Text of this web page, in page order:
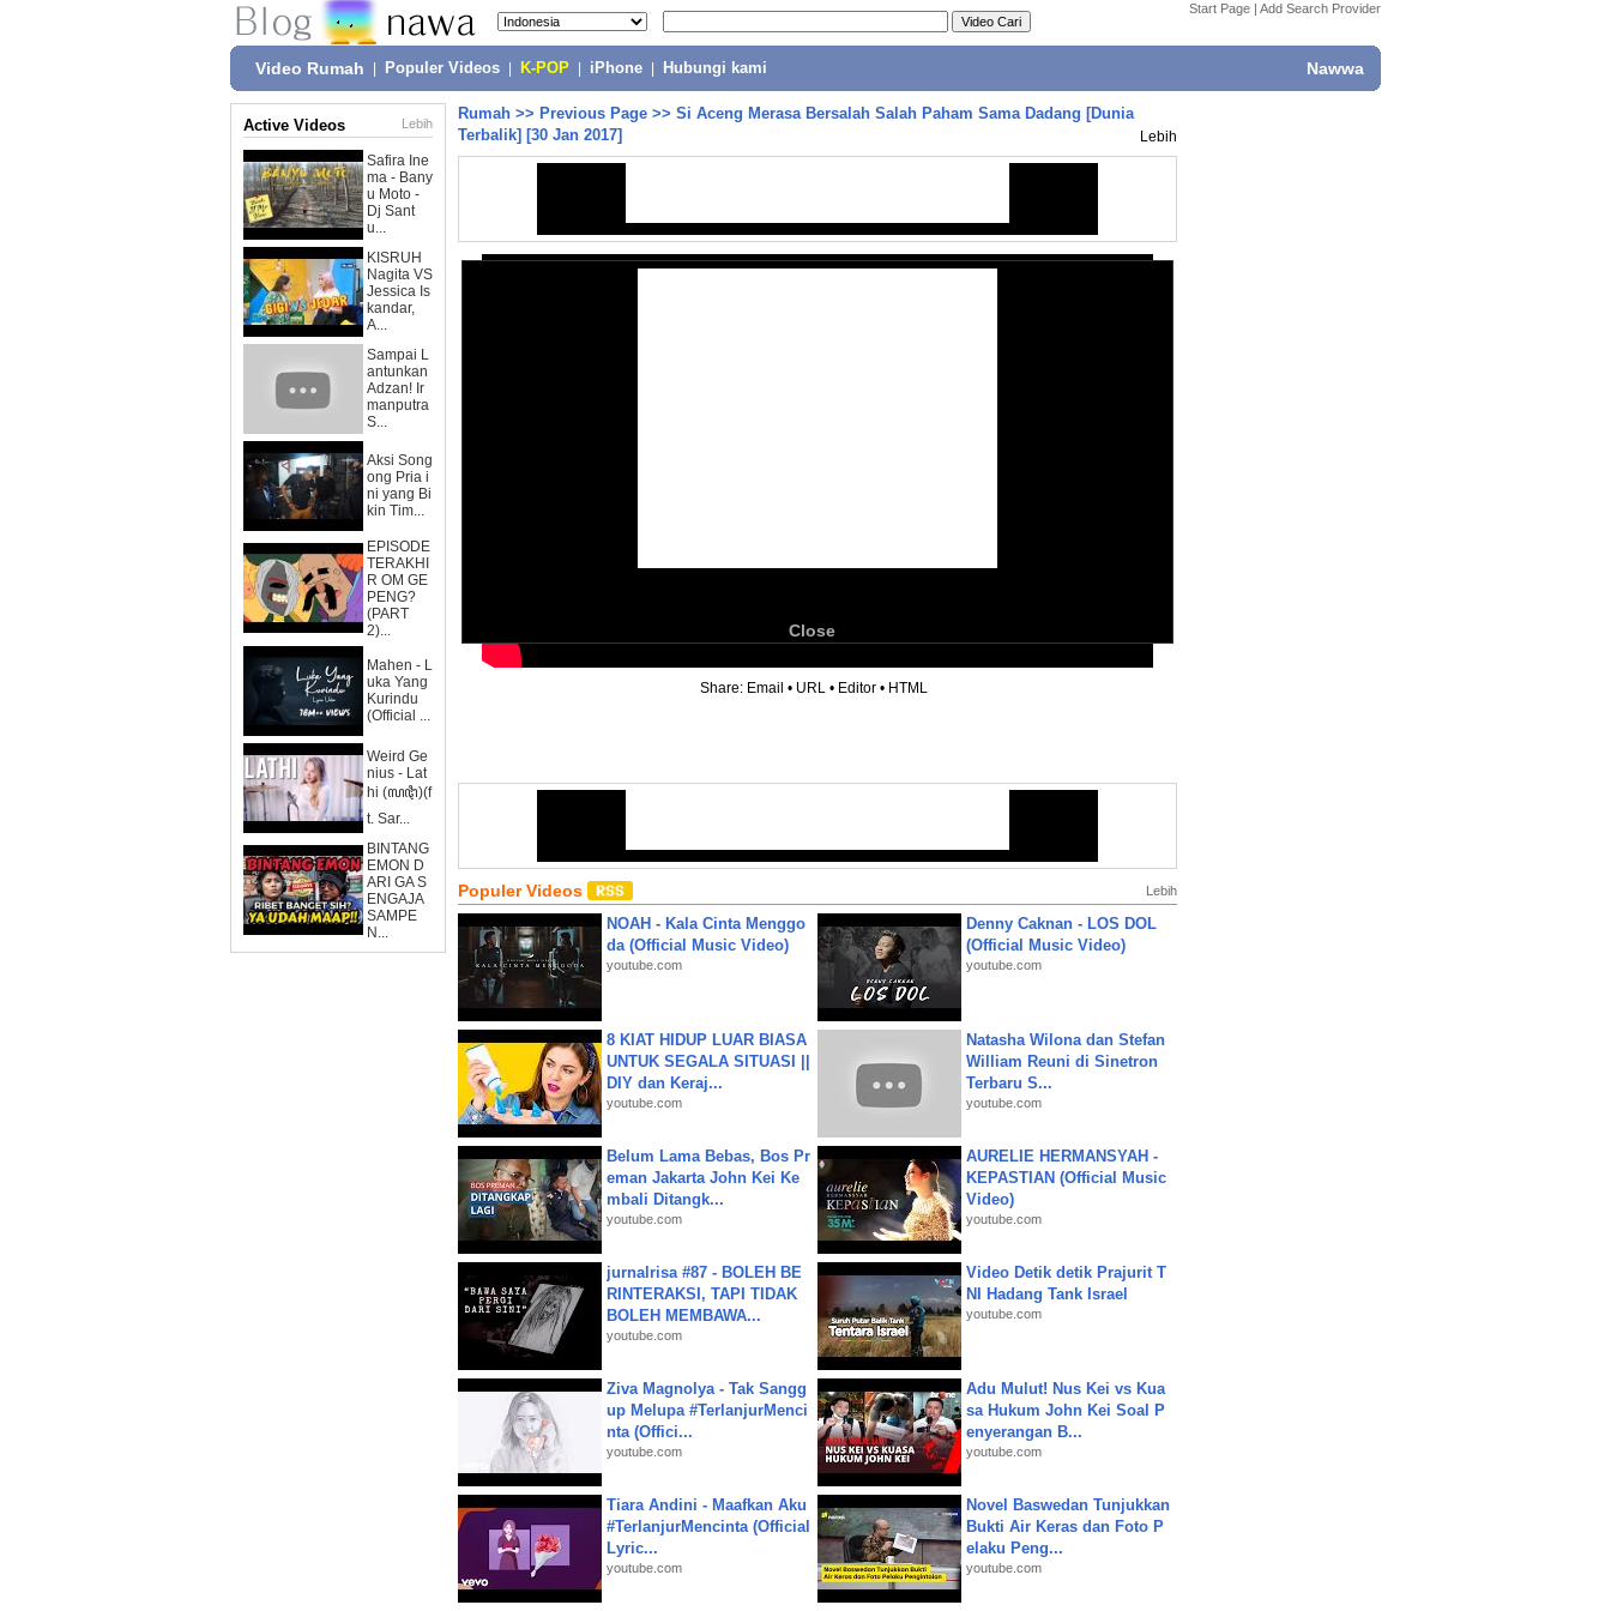
Start Page | Add Search Provider
Video Rumah Populer Videos K-POP iPhone Hubungi kami Nawwa
Active Videos Lebih
Safira Ine
ma - Bany
u Moto -
Dj Sant
u...
KISRUH
Nagita VS
Jessica Is
kandar,
A...
Sampai L
antunkan
Adzan! Ir
manputra
S...
Aksi Song
ong Pria i
ni yang Bi
kin Tim...
EPISODE
TERAKHI
R OM GE
PENG?
(PART
2)...
Mahen - L
uka Yang
Kurindu
(Official ...
Weird Ge
nius - Lat
hi (ꦭꦛꦶ)(f
t. Sar...
BINTANG
EMON D
ARI GA S
ENGAJA
SAMPE
N...
Rumah >> Previous Page >> Si Aceng Merasa Bersalah Salah Paham Sama Dadang [Dunia
Terbalik] [30 Jan 2017]
Lebih
Close
Share: Email • URL • Editor • HTML
Populer Videos Lebih
NOAH - Kala Cinta Menggo
da (Official Music Video)
youtube.com
Denny Caknan - LOS DOL
(Official Music Video)
youtube.com
8 KIAT HIDUP LUAR BIASA
UNTUK SEGALA SITUASI ||
DIY dan Keraj...
youtube.com
Natasha Wilona dan Stefan
William Reuni di Sinetron
Terbaru S...
youtube.com
Belum Lama Bebas, Bos Pr
eman Jakarta John Kei Ke
mbali Ditangk...
youtube.com
AURELIE HERMANSYAH -
KEPASTIAN (Official Music
Video)
youtube.com
jurnalrisa #87 - BOLEH BE
RINTERAKSI, TAPI TIDAK
BOLEH MEMBAWA...
youtube.com
Video Detik detik Prajurit T
NI Hadang Tank Israel
youtube.com
Ziva Magnolya - Tak Sangg
up Melupa #TerlanjurMenci
nta (Offici...
youtube.com
Adu Mulut! Nus Kei vs Kua
sa Hukum John Kei Soal P
enyerangan B...
youtube.com
Tiara Andini - Maafkan Aku
#TerlanjurMencinta (Official
Lyric...
youtube.com
Novel Baswedan Tunjukkan
Bukti Air Keras dan Foto P
elaku Peng...
youtube.com